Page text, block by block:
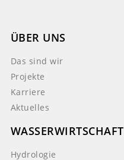
ÜBER UNS
Das sind wir
Projekte
Karriere
Aktuelles
WASSERWIRTSCHAFT
Hydrologie